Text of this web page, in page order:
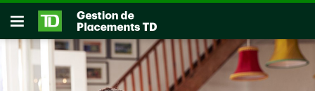
Passer au contenu principal
Ouvrir